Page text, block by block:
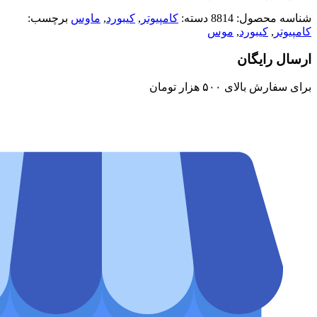
شناسه محصول: 8814 دسته: کامپیوتر , کیبورد, ماوس برچسب:
کامپیوتر , کیبورد, موس
ارسال رایگان
برای سفارش‌ بالای ۵۰۰ هزار تومان